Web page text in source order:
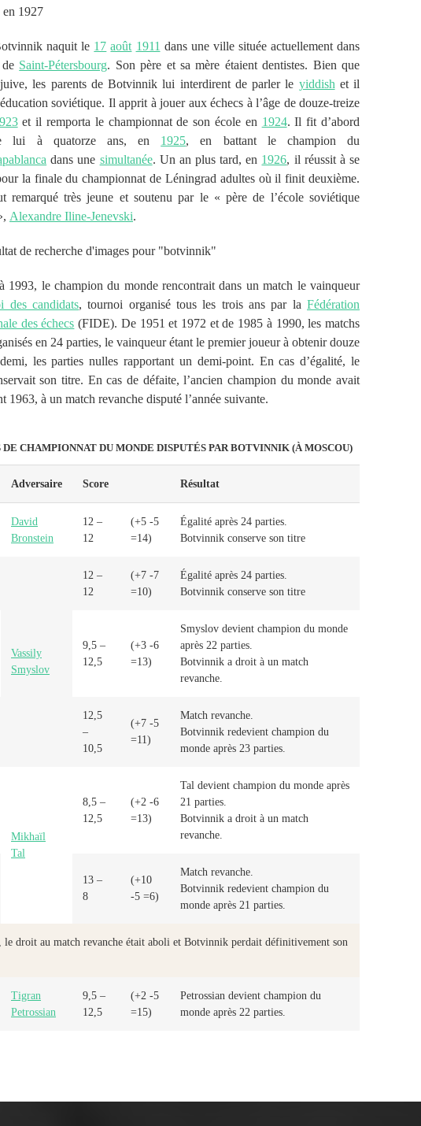
1927
naquit le 17 août 1911 dans une ville située actuellement dans
Saint-Pétersbourg. Son père et sa mère étaient dentistes. Bien que
les parents de Botvinnik lui interdirent de parler le yiddish et il
soviétique. Il apprit à jouer aux échecs à l’âge de douze-treize
et il remporta le championnat de son école en 1924. Il fit d’abord
lui à quatorze ans, en 1925, en battant le champion du
dans une simultanée. Un an plus tard, en 1926, il réussit à se
la finale du championnat de Léningrad adultes où il finit deuxième.
remarqué très jeune et soutenu par le « père de l’école soviétique
Alexandre Iline-Jenevski.
1993, le champion du monde rencontrait dans un match le vainqueur
des candidats, tournoi organisé tous les trois ans par laFédération
des échecs (FIDE). De 1951 et 1972 et de 1985 à 1990, les matchs
en 24 parties, le vainqueur étant le premier joueur à obtenir douze
les parties nulles rapportant un demi-point. En cas d’égalité, le
son titre. En cas de défaite, l’ancien champion du monde avait
1963, à un match revanche disputé l’année suivante.
DE CHAMPIONNAT DU MONDE DISPUTÉS PAR BOTVINNIK (À MOSCOU)
Adversaire Score Résultat
David
Bronstein
12 –
12
(+5 -5
=14)
Égalité après 24 parties.
Botvinnik conserve son titre
Vassily
Smyslov
12 –
12
(+7 -7
=10)
Égalité après 24 parties.
Botvinnik conserve son titre
9,5 –
12,5
(+3 -6
=13)
Smyslov devient champion du monde
après 22 parties.
Botvinnik a droit à un match
revanche.
12,5
–
10,5
(+7 -5
=11)
Match revanche.
Botvinnik redevient champion du
monde après 23 parties.
Mikhaïl
Tal
8,5 –
12,5
(+2 -6
=13)
Tal devient champion du monde après
21 parties.
Botvinnik a droit à un match
revanche.
13 –
8
(+10
-5 =6)
Match revanche.
Botvinnik redevient champion du
monde après 21 parties.
le droit au match revanche était aboli et Botvinnik perdait définitivement son
Tigran
Petrossian
9,5 –
12,5
(+2 -5
=15)
Petrossian devient champion du
monde après 22 parties.